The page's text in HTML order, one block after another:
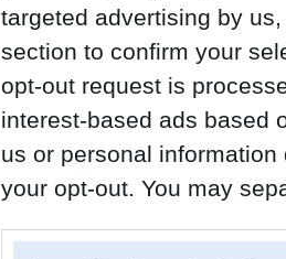
targeted advertising by
section to confirm your
opt-out request is
interest-based ads based
us or personal
your opt-out. You may